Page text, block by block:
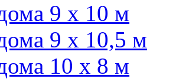
9 х 10 м
9 х 10,5 м
10 х 8 м